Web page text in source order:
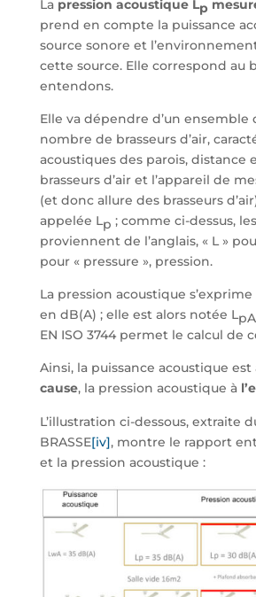
La pression acoustique Lp
prend en compte la puissance
source sonore et
cette source. Elle correspond au
entendons.
Elle va dépendre d’un ensemble
nombre de brasseurs d’air,
acoustiques des parois, distance
brasseurs d’air et l’appareil de
(et donc allure des brasseurs
appelée Lp ; comme ci-dessus,
proviennent de l’anglais, « L »
pour « pressure », pression.
La pression acoustique
en dB(A) ; elle est alors notée L
EN ISO 3744 permet le calcul de
Ainsi, la puissance acoustique est
cause, la pression acoustique à
L’illustration ci-dessous, extraite
BRASSE[iv], montre le rapport
et la pression acoustique :